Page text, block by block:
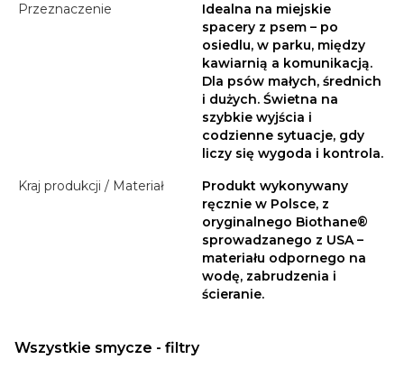
Przeznaczenie
Idealna na miejskie
spacery z psem – po
osiedlu, w parku, między
kawiarnią a komunikacją.
Dla psów małych, średnich
i dużych. Świetna na
szybkie wyjścia i
codzienne sytuacje, gdy
liczy się wygoda i kontrola.
Kraj produkcji / Materiał
Produkt wykonywany
ręcznie w Polsce, z
oryginalnego Biothane®
sprowadzanego z USA –
materiału odpornego na
wodę, zabrudzenia i
ścieranie.
Wszystkie smycze - filtry